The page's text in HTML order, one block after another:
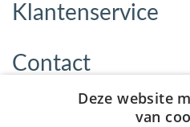
Klantenservice
Contact
Openingstijden
Deze website
van